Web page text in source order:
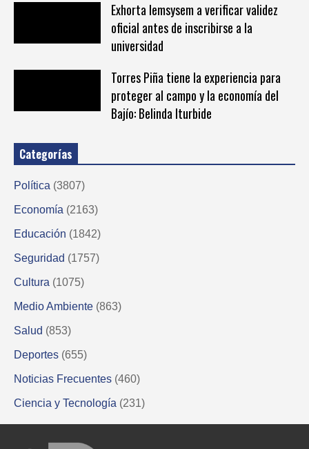
Exhorta Iemsysem a verificar validez
oficial antes de inscribirse a la
universidad
Torres Piña tiene la experiencia para
proteger al campo y la economía del
Bajío: Belinda Iturbide
Categorías
Política (3807)
Economía (2163)
Educación (1842)
Seguridad (1757)
Cultura (1075)
Medio Ambiente (863)
Salud (853)
Deportes (655)
Noticias Frecuentes (460)
Ciencia y Tecnología (231)